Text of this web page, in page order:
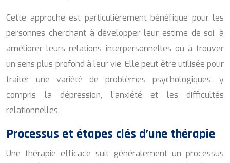
Cette approche est particulièrement bénéfique pour les
personnes cherchant à développer leur estime de soi, à
améliorer leurs relations interpersonnelles ou à trouver
un sens plus profond à leur vie. Elle peut être utilisée pour
traiter une variété de problèmes psychologiques, y
compris la dépression, l’anxiété et les difficultés
relationnelles.
Processus et étapes clés d’une thérapie
Une thérapie efficace suit généralement un processus